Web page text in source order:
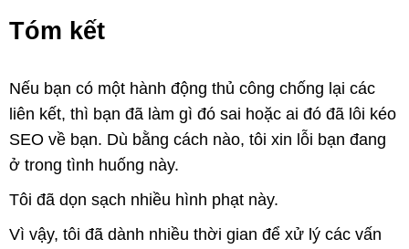
Tóm kết
Nếu bạn có một hành động thủ công chống lại các
liên kết, thì bạn đã làm gì đó sai hoặc ai đó đã lôi kéo
SEO về bạn. Dù bằng cách nào, tôi xin lỗi bạn đang
ở trong tình huống này.
Tôi đã dọn sạch nhiều hình phạt này.
Vì vậy, tôi đã dành nhiều thời gian để xử lý các vấn